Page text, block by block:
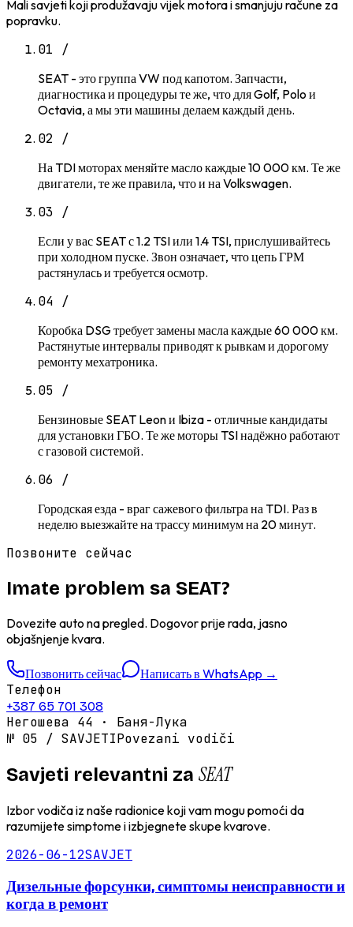
Mali savjeti koji produžavaju vijek motora i smanjuju račune za
popravku.
01 /
SEAT - это группа VW под капотом. Запчасти,
диагностика и процедуры те же, что для Golf, Polo и
Octavia, а мы эти машины делаем каждый день.
02 /
На TDI моторах меняйте масло каждые 10 000 км. Те же
двигатели, те же правила, что и на Volkswagen.
03 /
Если у вас SEAT с 1.2 TSI или 1.4 TSI, прислушивайтесь
при холодном пуске. Звон означает, что цепь ГРМ
растянулась и требуется осмотр.
04 /
Коробка DSG требует замены масла каждые 60 000 км.
Растянутые интервалы приводят к рывкам и дорогому
ремонту мехатроника.
05 /
Бензиновые SEAT Leon и Ibiza - отличные кандидаты
для установки ГБО. Те же моторы TSI надёжно работают
с газовой системой.
06 /
Городская езда - враг сажевого фильтра на TDI. Раз в
неделю выезжайте на трассу минимум на 20 минут.
Позвоните сейчас
Imate problem sa SEAT?
Dovezite auto na pregled. Dogovor prije rada, jasno
objašnjenje kvara.
Позвонить сейчас Написать в WhatsApp →
Телефон
+387 65 701 308
Негошева 44 · Баня-Лука
№ 05 / SAVJETIPovezani vodiči
Savjeti relevantni za SEAT
Izbor vodiča iz naše radionice koji vam mogu pomoći da
razumijete simptome i izbjegnete skupe kvarove.
2026-06-12SAVJET
Дизельные форсунки, симптомы неисправности и
когда в ремонт